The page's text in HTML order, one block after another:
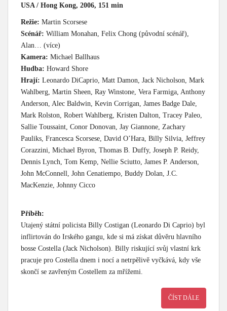
USA / Hong Kong, 2006, 151 min
Režie: Martin Scorsese
Scénář: William Monahan, Felix Chong (původní scénář),
Alan… (více)
Kamera: Michael Ballhaus
Hudba: Howard Shore
Hrají: Leonardo DiCaprio, Matt Damon, Jack Nicholson, Mark
Wahlberg, Martin Sheen, Ray Winstone, Vera Farmiga, Anthony
Anderson, Alec Baldwin, Kevin Corrigan, James Badge Dale,
Mark Rolston, Robert Wahlberg, Kristen Dalton, Tracey Paleo,
Sallie Toussaint, Conor Donovan, Jay Giannone, Zachary
Pauliks, Francesca Scorsese, David O’Hara, Billy Silvia, Jeffrey
Corazzini, Michael Byron, Thomas B. Duffy, Joseph P. Reidy,
Dennis Lynch, Tom Kemp, Nellie Sciutto, James P. Anderson,
John McConnell, John Cenatiempo, Buddy Dolan, J.C.
MacKenzie, Johnny Cicco
Příběh:
Utajený státní policista Billy Costigan (Leonardo Di Caprio) byl
inflirtován do Irského gangu, kde si má získat důvěru hlavního
bosse Costella (Jack Nicholson). Billy riskující svůj vlastní krk
pracuje pro Costella dnem i nocí a netrpělivě vyčkává, kdy vše
skončí se zavřeným Costellem za mřížemi.
ČÍST DÁLE